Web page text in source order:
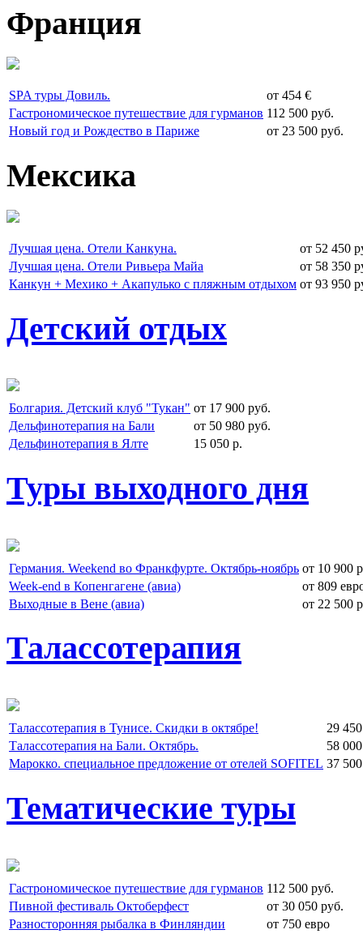
Франция
SPA туры Довиль.
от 454 €
Гастрономическое путешествие для гурманов 112 500 руб.
Новый год и Рождество в Париже
от 23 500 руб.
Мексика
Лучшая цена. Отели Канкуна.
от 52 450
Лучшая цена. Отели Ривьера Майа
от 58 350
Канкун + Мехико + Акапулько с пляжным отдыхом от 93 950
Детский отдых
Болгария. Детский клуб "Тукан" от 17 900 руб.
Дельфинотерапия на Бали
от 50 980 руб.
Дельфинотерапия в Ялте
15 050 р.
Туры выходного дня
Германия. Weekend во Франкфурте. Октябрь-ноябрь от 10 900
Week-end в Копенгагене (авиа)
от 809
Выходные в Вене (авиа)
от 22 500
Талассотерапия
Талассотерапия в Тунисе. Скидки в октябре!
29
Талассотерапия на Бали. Октябрь.
58
Марокко. специальное предложение от отелей SOFITEL 37
Тематические туры
Гастрономическое путешествие для гурманов 112 500 руб.
Пивной фестиваль Октоберфест
от 30 050 руб.
Разносторонняя рыбалка в Финляндии
от 750 евро